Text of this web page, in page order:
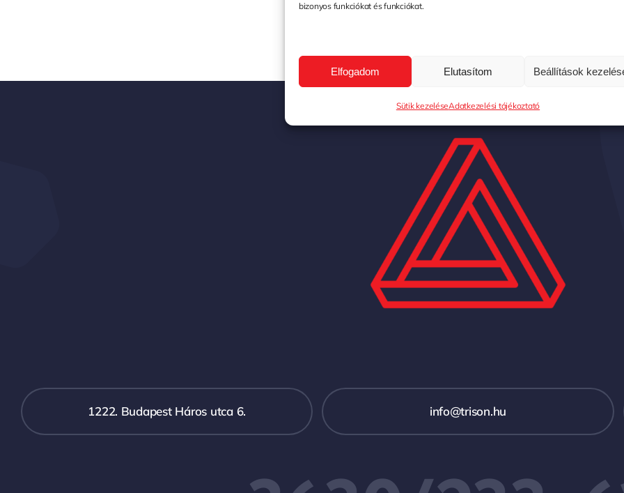
bizonyos funkciókat és funkciókat.
Elfogadom Elutasítom Beállítások
Sütik kezeléseAdatkezelési tájékoztató
1222. Budapest Háros utca 6. info@trison.hu